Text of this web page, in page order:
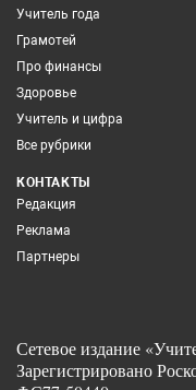
Учитель года
Грамотей
Про финансы
Здоровье
Учитель и цифра
Все рубрики
КОНТАКТЫ
Редакция
Реклама
Партнеры
Сетевое издание
Зарегистрировано